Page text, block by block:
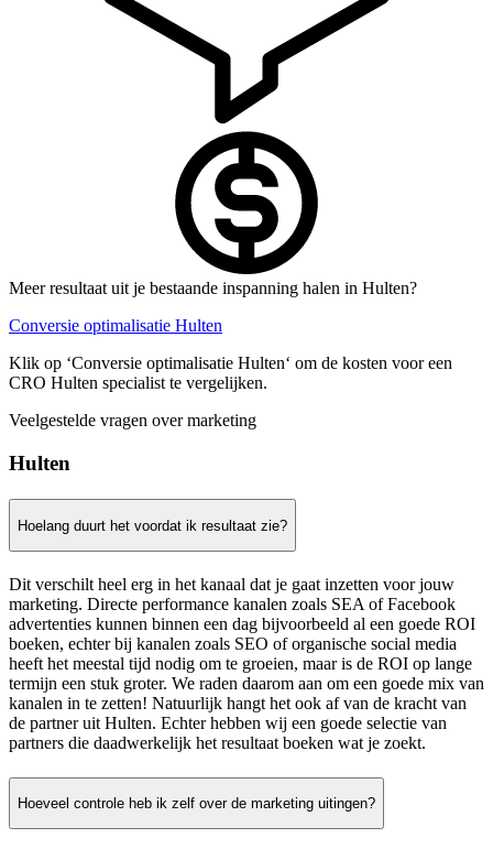
Meer resultaat uit je bestaande inspanning halen in Hulten?
Conversie optimalisatie Hulten
Klik op ‘Conversie optimalisatie Hulten‘ om de kosten voor een
CRO Hulten specialist te vergelijken.
Veelgestelde vragen over marketing
Hulten
Hoelang duurt het voordat ik resultaat zie?
Dit verschilt heel erg in het kanaal dat je gaat inzetten voor jouw
marketing. Directe performance kanalen zoals SEA of Facebook
advertenties kunnen binnen een dag bijvoorbeeld al een goede ROI
boeken, echter bij kanalen zoals SEO of organische social media
heeft het meestal tijd nodig om te groeien, maar is de ROI op lange
termijn een stuk groter. We raden daarom aan om een goede mix van
kanalen in te zetten! Natuurlijk hangt het ook af van de kracht van
de partner uit Hulten. Echter hebben wij een goede selectie van
partners die daadwerkelijk het resultaat boeken wat je zoekt.
Hoeveel controle heb ik zelf over de marketing uitingen?